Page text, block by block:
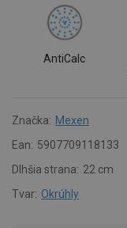
AntiCalc
Značka: Mexen
Ean: 5907709118133
Dlhšia strana: 22 cm
Tvar: Okrúhly